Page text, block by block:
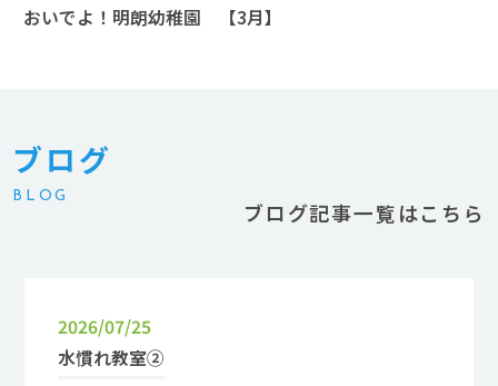
おいでよ！明朗幼稚園 【3月】
ブログ
BLOG
ブログ記事一覧はこちら
2026/07/25
水慣れ教室②